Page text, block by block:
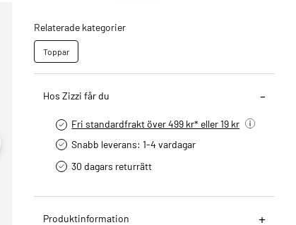
Relaterade kategorier
Toppar
Hos Zizzi får du
Fri standardfrakt över 499 kr* eller 19 kr
Snabb leverans: 1-4 vardagar
30 dagars returrätt­
Produktinformation